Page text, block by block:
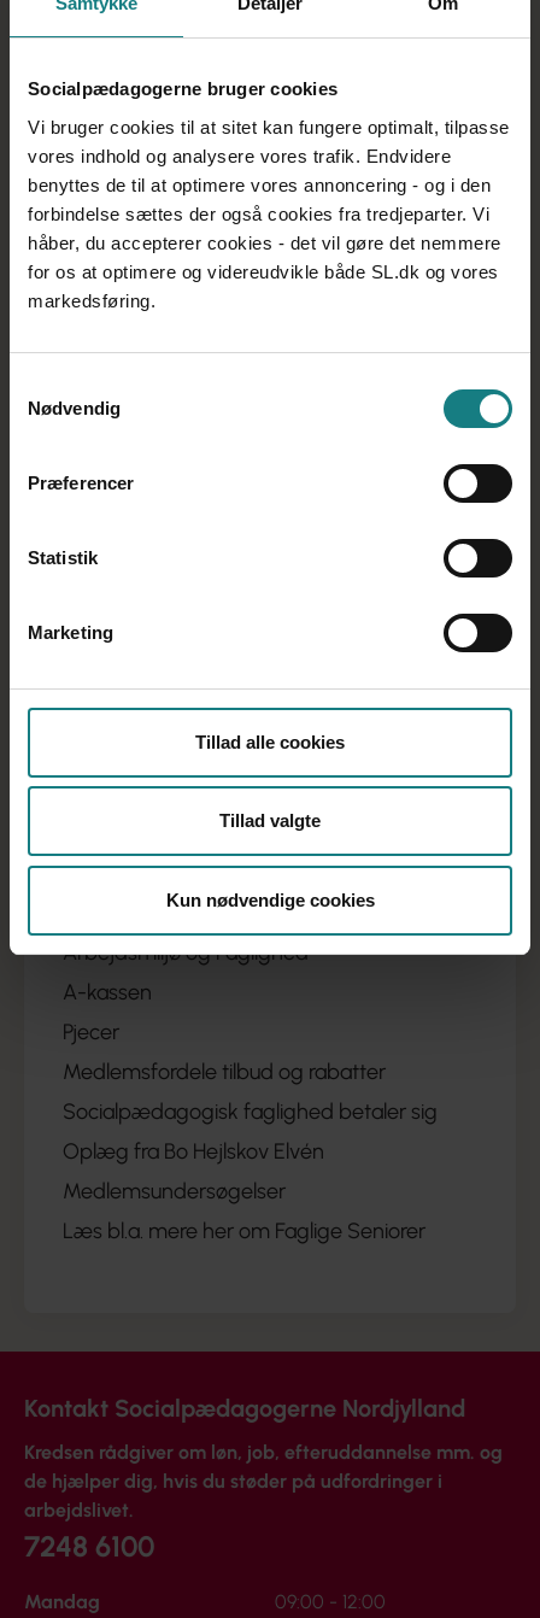
Socialpædagogerne bruger cookies
Vi bruger cookies til at sitet kan fungere optimalt, tilpasse
vores indhold og analysere vores trafik. Endvidere
benyttes de til at optimere vores annoncering - og i den
forbindelse sættes der også cookies fra tredjeparter. Vi
håber, du accepterer cookies - det vil gøre det nemmere
for os at optimere og videreudvikle både SL.dk og vores
markedsføring.
Nødvendig
Præferencer
Statistik
Marketing
Tillad alle cookies
Tillad valgte
Kun nødvendige cookies
Øverste myndighed for Socialpædagogerne Nordjylland
ergeneralforsamlingen, som afholdes hvert år. På
personer. Bestyrelsen har det overordnede ansvar for
Socialpædagogerne Nordjyllands daglige drift og virke.
De fire politisk valgte har det daglige ansvar i
Socialpædagogerne Nordjylland.
Værdigrundlag
Værdigrundlagetindeholder værdier og mål for
Socialpædagogerne Nordjylland. Det danner det
idémæssige grundlag for kredsens virke, i det daglige
arbejde såvel som i udviklingen af organisationen.
der arbejder fagpolitisk i Socialpædagogerne
Nordjylland bør anvende som forudsætninger for deres
virke.
Få besøg af socialpædagogerne
Kredskontoret
Generalforsamling
Bestyrelsen
Nyheder fra kredsen
Faggrupper
Fang faget!
Arbejdsmiljø og Faglighed
A-kassen
Pjecer
Medlemsfordele tilbud og rabatter
Socialpædagogisk faglighed betaler sig
Oplæg fra Bo Hejlskov Elvén
Medlemsundersøgelser
Læs bl.a. mere her om Faglige Seniorer
Kontakt Socialpædagogerne Nordjylland
Kredsen rådgiver om løn, job, efteruddannelse mm. og
de hjælper dig, hvis du støder på udfordringer i
arbejdslivet.
7248 6100
Mandag
09:00 - 12:00